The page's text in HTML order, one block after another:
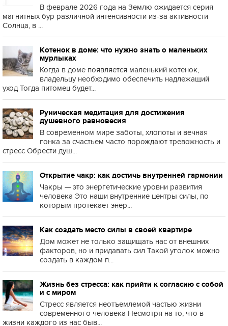
В феврале 2026 года на Землю ожидается серия
магнитных бур различной интенсивности из-за активности
Солнца, в ...
Котенок в доме: что нужно знать о маленьких
мурлыках
Когда в доме появляется маленький котенок,
владельцу необходимо обеспечить надлежащий
уход Тогда питомец будет...
Руническая медитация для достижения
душевного равновесия
В современном мире заботы, хлопоты и вечная
гонка за счастьем часто порождают тревожность и
стресс Обрести душ...
Открытие чакр: как достичь внутренней гармонии
Чакры — это энергетические уровни развития
человека Это наши внутренние центры силы, по
которым протекает энер...
Как создать место силы в своей квартире
Дом может не только защищать нас от внешних
факторов, но и придавать сил Такой уголок можно
создать в каждом п...
Жизнь без стресса: как прийти к согласию с собой
и с миром
Стресс является неотъемлемой частью жизни
современного человека Несмотря на то, что в
жизни каждого из нас быв...